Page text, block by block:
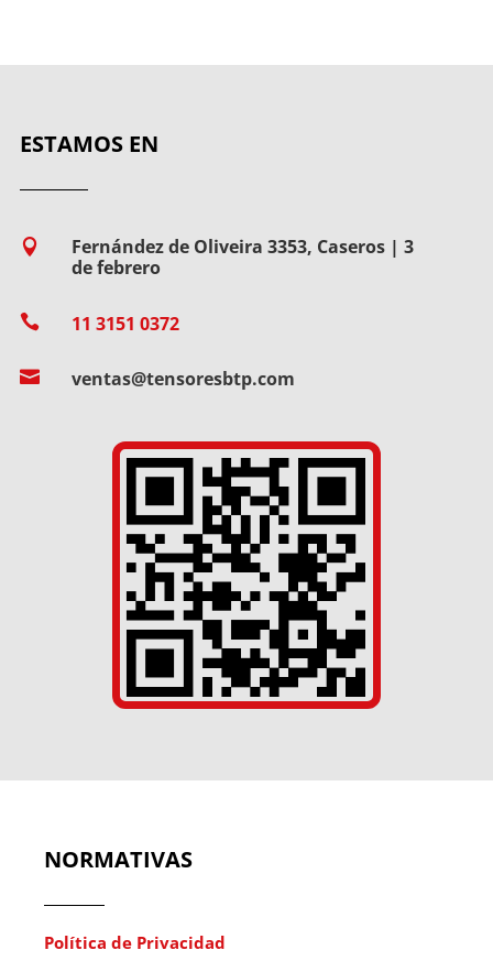
ESTAMOS EN

Fernández de Oliveira 3353, Caseros | 3
de febrero
 11 3151 0372
 ventas@tensoresbtp.com
NORMATIVAS
Política de Privacidad